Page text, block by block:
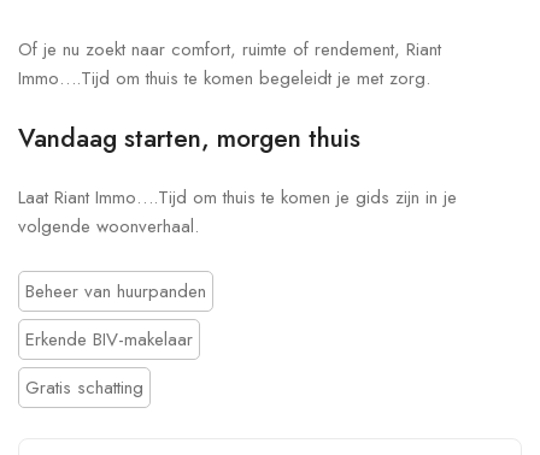
Of je nu zoekt naar comfort, ruimte of rendement, Riant
Immo….Tijd om thuis te komen begeleidt je met zorg.
Vandaag starten, morgen thuis
Laat Riant Immo….Tijd om thuis te komen je gids zijn in je
volgende woonverhaal.
Beheer van huurpanden
Erkende BIV-makelaar
Gratis schatting